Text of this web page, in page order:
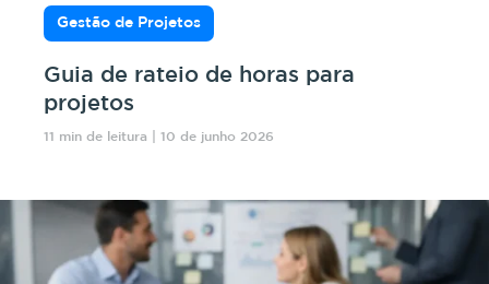
Gestão de Projetos
Guia de rateio de horas para
projetos
11 min de leitura | 10 de junho 2026